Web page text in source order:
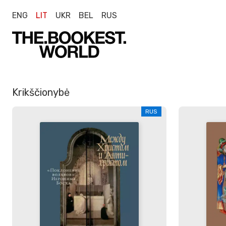
ENG LIT UKR BEL RUS
Krikščionybė
RUS